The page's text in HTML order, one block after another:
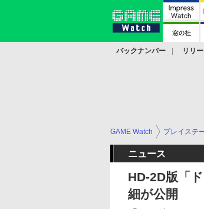
バックナンバー リリ
GAME Watch プレイステ
ニュース
HD-2D版「
細が公開